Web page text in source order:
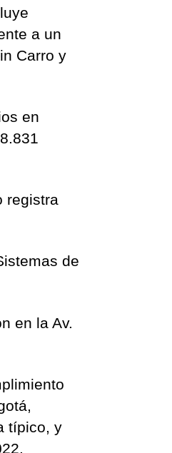
a un
Carro y
en
registra
de
en la Av.
típico, y